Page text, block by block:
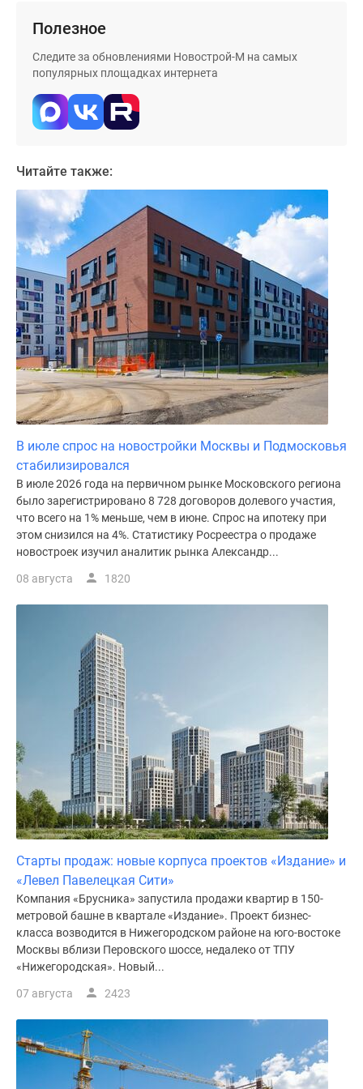
коттеджи
Коттеджные
Новой
Готовые
коттеджные
поселки
Строящиеся
коттеджные
поселки
Коттеджные
поселки
лесу
Коттеджные
поселки
водоема
Коттеджные
поселки
ипотеку
Бизнес-
центры
Коттеджи
Скидки
Полезное
Следите за обновлениями Новострой-М на самых
популярных площадках интернета
Читайте также:
В июле спрос на новостройки Москвы и Подмосковья
стабилизировался
В июле 2026 года на первичном рынке Московского региона
было зарегистрировано 8 728 договоров долевого участия,
что всего на 1% меньше, чем в июне. Спрос на ипотеку при
этом снизился на 4%. Статистику Росреестра о продаже
новостроек изучил аналитик рынка Александр...
08 августа 1820
Старты продаж: новые корпуса проектов «Издание» и
«Левел Павелецкая Сити»
Компания «Брусника» запустила продажи квартир в 150-
метровой башне в квартале «Издание». Проект бизнес-
класса возводится в Нижегородском районе на юго-востоке
Москвы вблизи Перовского шоссе, недалеко от ТПУ
«Нижегородская». Новый...
07 августа 2423